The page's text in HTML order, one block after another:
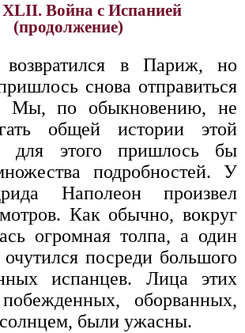
XLII. Война с Испанией
(продолжение)
возвратился в Париж, но
снова отправиться
Мы, по обыкновению, не
общей истории этой
для этого пришлось бы
подробностей. У
Наполеон произвел
Как обычно, вокруг
огромная толпа, а один
посреди большого
испанцев. Лица этих
оборванных,
были ужасны.